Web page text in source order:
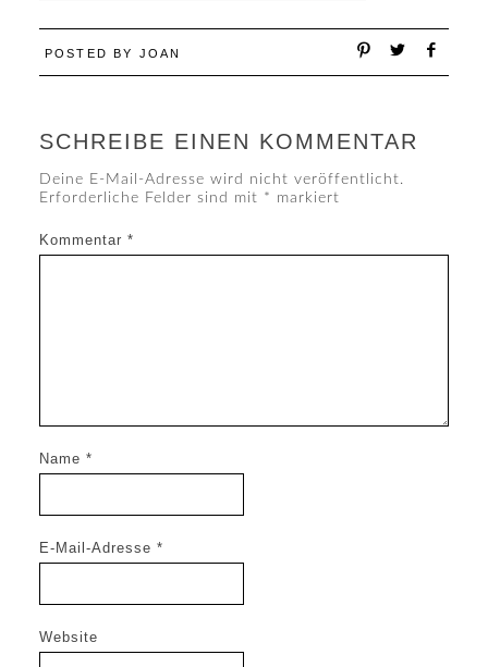
POSTED BY JOAN
SCHREIBE EINEN KOMMENTAR
Deine E-Mail-Adresse wird nicht veröffentlicht.
Erforderliche Felder sind mit * markiert
Kommentar *
Name *
E-Mail-Adresse *
Website